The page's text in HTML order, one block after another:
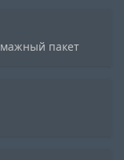
пакет